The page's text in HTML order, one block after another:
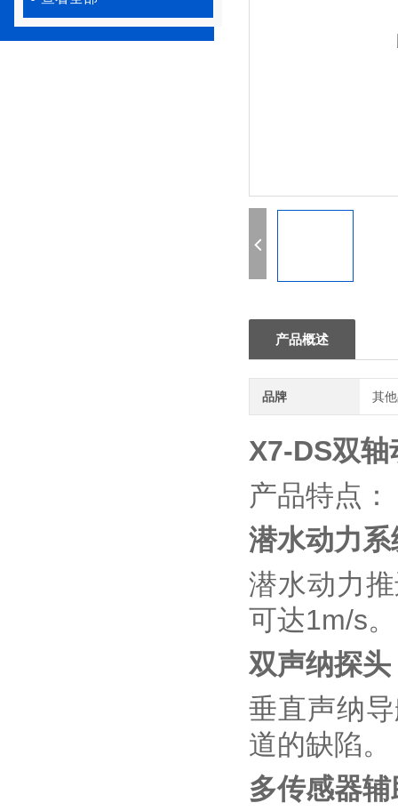
产品概述
品牌 其
X7-DS双
产品特点：
潜水动力系
潜水动力
可达1m/s。
双声纳探头
垂直声纳
道的缺陷。
多传感器